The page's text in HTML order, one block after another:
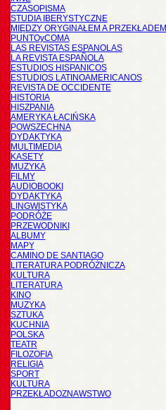
CZASOPISMA
STUDIA IBERYSTYCZNE
MIĘDZY ORYGINAŁEM A PRZEKŁADEM
PUNTOyCOMA
LAS REVISTAS ESPANOLAS
LA REVISTA ESPAÑOLA
ESTUDIOS HISPANICOS
ESTUDIOS LATINOAMERICANOS
REVISTA DE OCCIDENTE
HISTORIA
HISZPANIA
AMERYKA ŁACIŃSKA
POWSZECHNA
DYDAKTYKA
MULTIMEDIA
KASETY
MUZYKA
FILMY
AUDIOBOOKI
DYDAKTYKA
LINGWISTYKA
PODRÓŻE
PRZEWODNIKI
ALBUMY
MAPY
CAMINO DE SANTIAGO
LITERATURA PODRÓŻNICZA
KULTURA
LITERATURA
KINO
MUZYKA
SZTUKA
KUCHNIA
POLSKA
TEATR
FILOZOFIA
RELIGIA
SPORT
KULTURA
PRZEKŁADOZNAWSTWO